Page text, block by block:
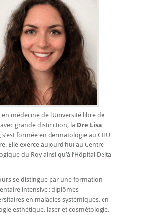
médecine de l’Université libre de
grande distinction, la Dre Lisa
s’est formée en dermatologie au CHU
Elle exerce aujourd’hui au Centre
du Roy ainsi qu’à l’Hôpital Delta
se distingue par une formation
intensive : diplômes
en maladies systémiques, en
esthétique, laser et cosmétologie,